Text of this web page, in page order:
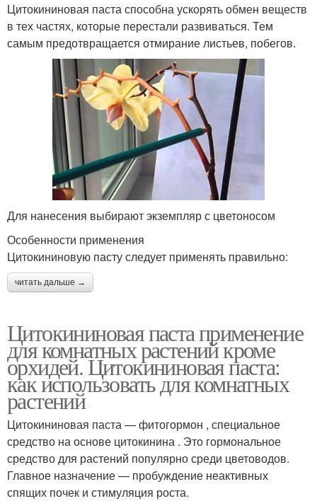
Цитокининовая паста способна ускорять обмен веществ
в тех частях, которые перестали развиваться. Тем
самым предотвращается отмирание листьев, побегов.
Для нанесения выбирают экземпляр с цветоносом
Особенности применения
Цитокининовую пасту следует применять правильно:
читать дальше →
Цитокининовая паста применение
для комнатных растений кроме
орхидей. Цитокининовая паста:
как использовать для комнатных
растений
Цитокининовая паста — фитогормон , специальное
средство на основе цитокинина . Это гормональное
средство для растений популярно среди цветоводов.
Главное назначение — пробуждение неактивных
спящих почек и стимуляция роста.